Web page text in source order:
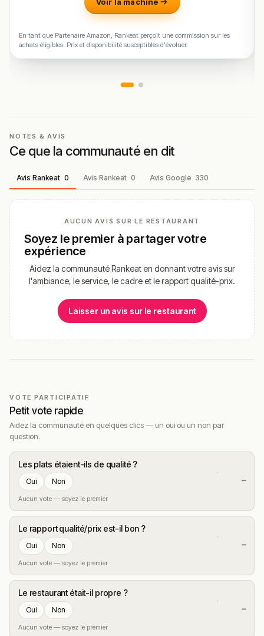
En tant que Partenaire Amazon, Rankeat perçoit une commission sur les
achats éligibles. Prix et disponibilité susceptibles d'évoluer.
NOTES & AVIS
Ce que la communauté en dit
Avis Rankeat 0 Avis Rankeat 0 Avis Google 330
AUCUN AVIS SUR LE RESTAURANT
Soyez le premier à partager votre
expérience
Aidez la communauté Rankeat en donnant votre avis sur
l'ambiance, le service, le cadre et le rapport qualité-prix.
Laisser un avis sur le restaurant
VOTE PARTICIPATIF
Petit vote rapide
Aidez la communauté en quelques clics — un oui ou un non par
question.
Les plats étaient-ils de qualité ?
Oui Non
Aucun vote — soyez le premier
—
Le rapport qualité/prix est-il bon ?
Oui Non
Aucun vote — soyez le premier
—
Le restaurant était-il propre ?
Oui Non
Aucun vote — soyez le premier
—